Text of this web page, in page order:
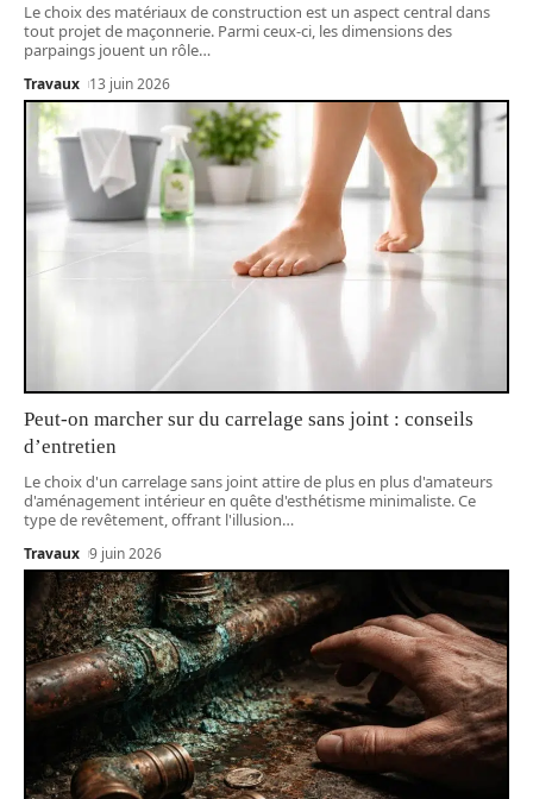
Le choix des matériaux de construction est un aspect central dans
tout projet de maçonnerie. Parmi ceux-ci, les dimensions des
parpaings jouent un rôle…
Travaux 13 juin 2026
Peut-on marcher sur du carrelage sans joint : conseils
d’entretien
Le choix d'un carrelage sans joint attire de plus en plus d'amateurs
d'aménagement intérieur en quête d'esthétisme minimaliste. Ce
type de revêtement, offrant l'illusion…
Travaux 9 juin 2026